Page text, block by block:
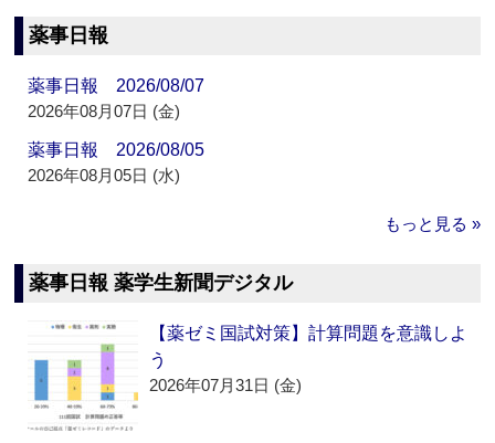
薬事日報
薬事日報 2026/08/07
2026年08月07日 (金)
薬事日報 2026/08/05
2026年08月05日 (水)
もっと見る »
薬事日報 薬学生新聞デジタル
【薬ゼミ国試対策】計算問題を意識しよ
う
2026年07月31日 (金)